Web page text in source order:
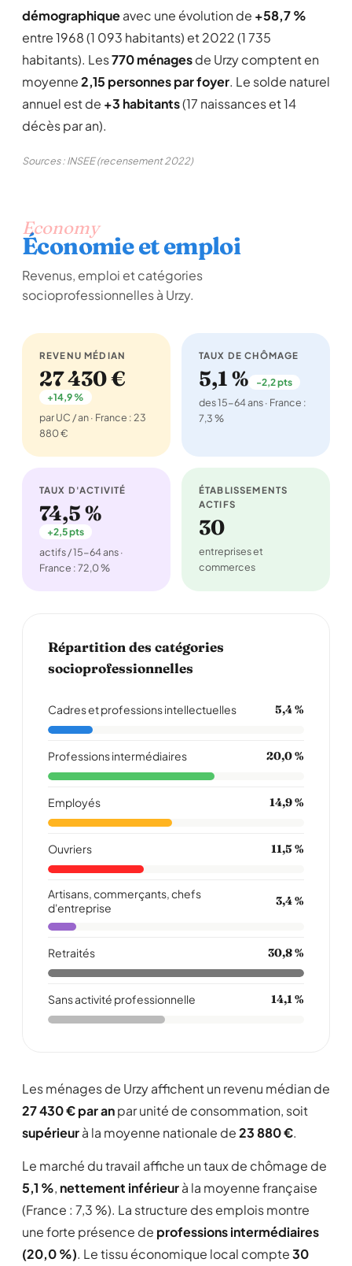
démographiqueavec une évolution de +58,7 %
entre 1968 (1 093 habitants) et 2022 (1 735
habitants). Les770 ménagesde Urzy comptent en
moyenne2,15 personnes par foyer. Le solde naturel
annuel est de +3 habitants(17 naissances et 14
décès par an).
Sources : INSEE (recensement 2022)
Economy
Économie et emploi
Revenus, emploi et catégories
socioprofessionnelles à Urzy.
REVENU MÉDIAN
27 430 €
+14,9 %
par UC / an · France : 23
880 €
TAUX DE CHÔMAGE
5,1 % -2,2 pts
des 15-64 ans · France :
7,3 %
TAUX D'ACTIVITÉ
74,5 %
+2,5 pts
actifs / 15-64 ans ·
France : 72,0 %
ÉTABLISSEMENTS
ACTIFS
30
entreprises et
commerces
Répartition des catégories
socioprofessionnelles
Cadres et professions intellectuelles 5,4 %
Professions intermédiaires 20,0 %
Employés 14,9 %
Ouvriers 11,5 %
Artisans, commerçants, chefs
d'entreprise
3,4 %
Retraités 30,8 %
Sans activité professionnelle 14,1 %
Les ménages de Urzy affichent un revenu médian de
27 430 € par anpar unité de consommation, soit
supérieurà la moyenne nationale de23 880 €.
Le marché du travail affiche un taux de chômage de
5,1 %, nettement inférieurà la moyenne française
(France : 7,3 %). La structure des emplois montre
une forte présence de professions intermédiaires
(20,0 %). Le tissu économique local compte30